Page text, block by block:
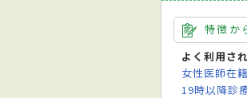
特徴か
よく利用さ
女性医師在籍
19時以降診